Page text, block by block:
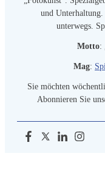
und
unterwegs.
Motto:
Mag:
Sie möchten
Abonnieren Sie